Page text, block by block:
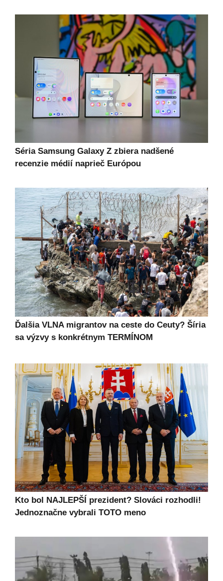
Séria Samsung Galaxy Z zbiera nadšené
recenzie médií naprieč Európou
Ďalšia VLNA migrantov na ceste do Ceuty? Šíria
sa výzvy s konkrétnym TERMÍNOM
Kto bol NAJLEPŠÍ prezident? Slováci rozhodli!
Jednoznačne vybrali TOTO meno